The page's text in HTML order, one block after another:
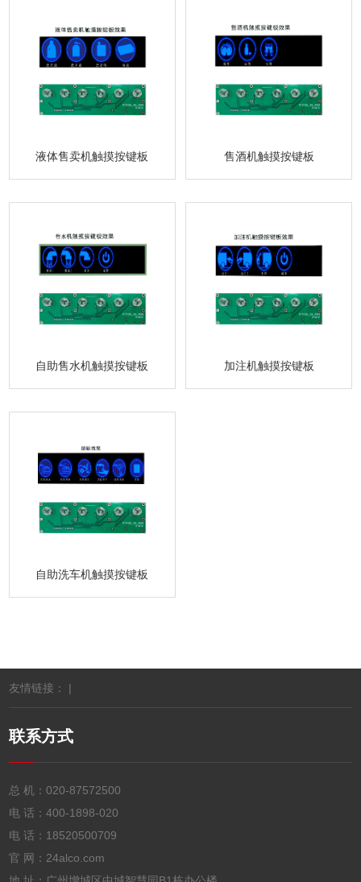
液体售卖机触摸按键板 售酒机触摸按键板
自助售水机触摸按键板 加注机触摸按键板
自助洗车机触摸按键板
友情链接： |
联系方式
总 机：020-87572500
电 话：400-1898-020
电 话： 18520500709
官 网：24alco.com